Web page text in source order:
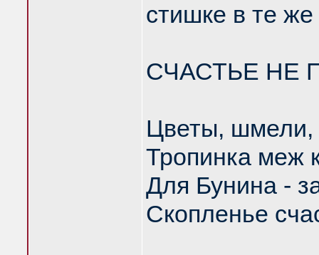
стишке в те же
СЧАСТЬЕ НЕ
Цветы, шмели,
Тропинка меж
Для Бунина -
Скопленье